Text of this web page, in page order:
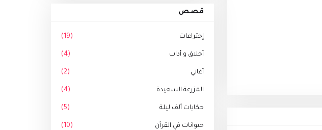
قصص
إختراعات (19)
أخلاق و أداب (4)
أغاني (2)
المزرعة السعيدة (4)
حكايات ألف ليلة (5)
حيوانات في القرأن (10)